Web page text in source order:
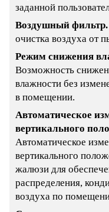
заданной
Воздушный фильтр.
очистка воздуха от
Режим снижения
Возможность
влажности без
в помещении.
Автоматическое
вертикального
Автоматическое
вертикального
жалюзи для
распределения,
воздуха по